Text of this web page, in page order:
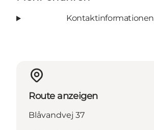
Kontaktinformationen
Route anzeigen
Blåvandvej 37